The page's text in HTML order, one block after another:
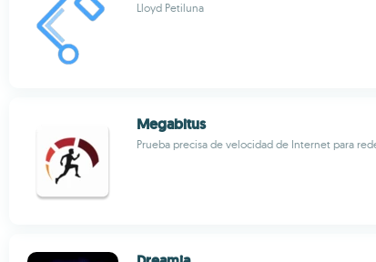
Lloyd Petiluna
Megabitus
Prueba precisa de velocidad de Internet para